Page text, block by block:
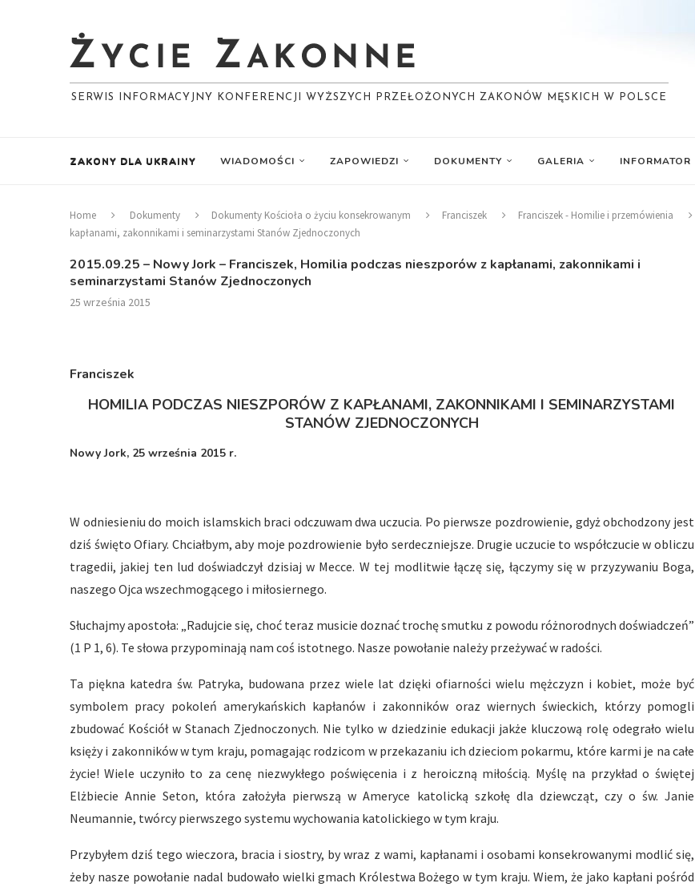
SERWIS INFORMACYJNY KONFERENCJI WYŻSZYCH PRZEŁOŻONYCH ZAKONÓW MĘSKICH W POLSCE
ZAKONY DLA UKRAINY WIADOMOŚCI ZAPOWIEDZI DOKUMENTY GALERIA INFORMATOR
Home Dokumenty Dokumenty Kościoła o życiu konsekrowanym Franciszek Franciszek - Homilie i przemówienia
kapłanami, zakonnikami i seminarzystami Stanów Zjednoczonych
2015.09.25 – Nowy Jork – Franciszek, Homilia podczas nieszporów z kapłanami, zakonnikami i
seminarzystami Stanów Zjednoczonych
25 września 2015
Franciszek
HOMILIA PODCZAS NIESZPORÓW Z KAPŁANAMI, ZAKONNIKAMI I SEMINARZYSTAMI
STANÓW ZJEDNOCZONYCH
Nowy Jork, 25 września 2015 r.
W odniesieniu do moich islamskich braci odczuwam dwa uczucia. Po pierwsze pozdrowienie, gdyż obchodzony jest
dziś święto Ofiary. Chciałbym, aby moje pozdrowienie było serdeczniejsze. Drugie uczucie to współczucie w obliczu
tragedii, jakiej ten lud doświadczył dzisiaj w Mecce. W tej modlitwie łączę się, łączymy się w przyzywaniu Boga,
naszego Ojca wszechmogącego i miłosiernego.
Słuchajmy apostoła: „Radujcie się, choć teraz musicie doznać trochę smutku z powodu różnorodnych doświadczeń”
(1 P 1, 6). Te słowa przypominają nam coś istotnego. Nasze powołanie należy przeżywać w radości.
Ta piękna katedra św. Patryka, budowana przez wiele lat dzięki ofiarności wielu mężczyzn i kobiet, może być
symbolem pracy pokoleń amerykańskich kapłanów i zakonników oraz wiernych świeckich, którzy pomogli
zbudować Kościół w Stanach Zjednoczonych. Nie tylko w dziedzinie edukacji jakże kluczową rolę odegrało wielu
księży i zakonników w tym kraju, pomagając rodzicom w przekazaniu ich dzieciom pokarmu, które karmi je na całe
życie! Wiele uczyniło to za cenę niezwykłego poświęcenia i z heroiczną miłością. Myślę na przykład o świętej
Elżbiecie Annie Seton, która założyła pierwszą w Ameryce katolicką szkołę dla dziewcząt, czy o św. Janie
Neumannie, twórcy pierwszego systemu wychowania katolickiego w tym kraju.
Przybyłem dziś tego wieczora, bracia i siostry, by wraz z wami, kapłanami i osobami konsekrowanymi modlić się,
żeby nasze powołanie nadal budowało wielki gmach Królestwa Bożego w tym kraju. Wiem, że jako kapłani pośród